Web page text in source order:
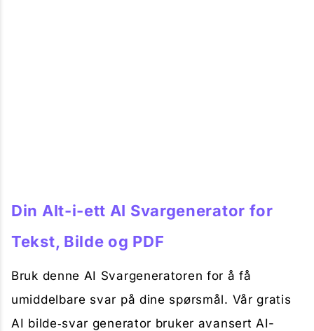
Din Alt-i-ett AI Svargenerator for
Tekst, Bilde og PDF
Bruk denne AI Svargeneratoren for å få
umiddelbare svar på dine spørsmål. Vår gratis
AI bilde‑svar generator bruker avansert AI-